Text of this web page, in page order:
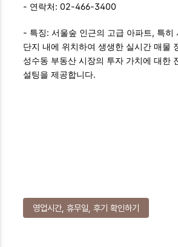
- 연락처: 02-466-3400
- 특징: 서울숲 인근의 고급 아파트, 특히
단지 내에 위치하여 생생한 실시간 매물
성수동 부동산 시장의 투자 가치에 대한
설팅을 제공합니다.
영업시간, 휴무일, 후기 확인하기